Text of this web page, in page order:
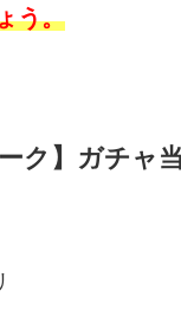
う。
ク】ガチャ